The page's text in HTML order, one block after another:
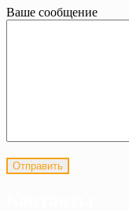
Ваше сообщение